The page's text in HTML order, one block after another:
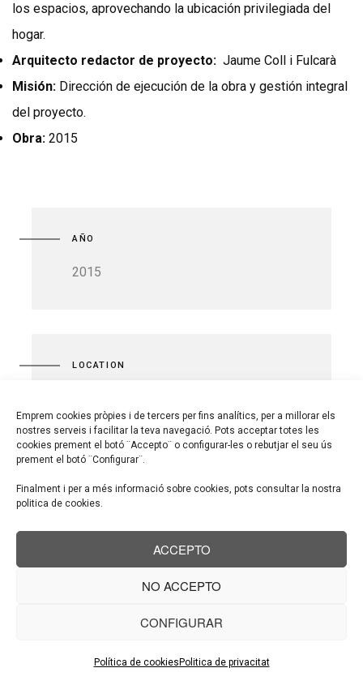
Emprem cookies pròpies i de tercers per fins analítics, per a millorar els
nostres serveis i facilitar la teva navegació. Pots acceptar totes les
cookies prement el botó ¨Accepto¨ o configurar-les o rebutjar el seu ús
prement el botó ¨Configurar¨.
Finalment i per a més informació sobre cookies, pots consultar la nostra
politica de cookies.
ACCEPTO
NO ACCEPTO
CONFIGURAR
Política de cookies Politica de privacitat
los espacios, aprovechando la ubicación privilegiada del
hogar.
Arquitecto redactor de proyecto: Jaume Coll i Fulcarà
Misión: Dirección de ejecución de la obra y gestión integral
del proyecto.
Obra: 2015
AÑO
2015
LOCATION
GARRIGA PROJECTES,SLP
C/ Mossèn jacint Verdaguer nº8
T. 938 662 567